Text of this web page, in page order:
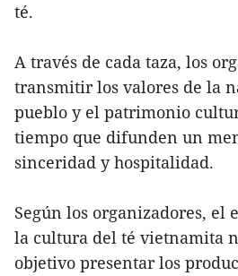
té.
A través de cada taza, los
transmitir los valores de la
pueblo y el patrimonio
tiempo que difunden un
sinceridad y hospitalidad.
Según los organizadores, el
la cultura del té vietnamita
objetivo presentar los